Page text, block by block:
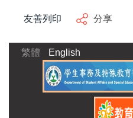
友善列印 分享
繁體 English